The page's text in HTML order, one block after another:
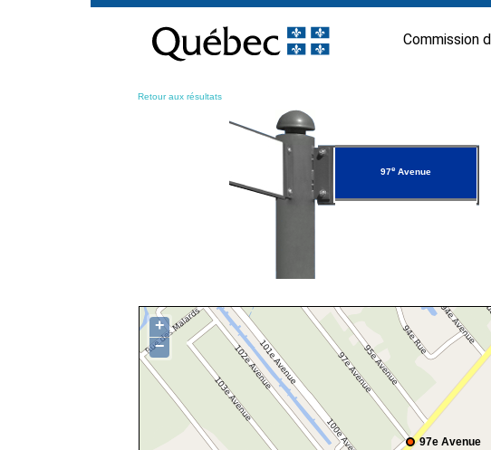
contenu
Commission
Retour aux résultats
97eAvenue
97e Avenue
+
−